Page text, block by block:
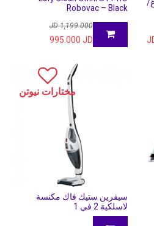
فيليبس، 2400 واط، 2 لتر، 90 غ/
Robovac – Black
1,199.000
JD
995.000 JD
مختارات نيوتن
سيفرين ستيك فاك مكنسة
لاسلكية 2 في 1